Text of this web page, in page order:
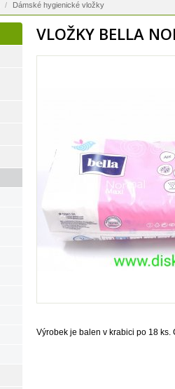
/ Dámské hygienické vložky
VLOŽKY BELLA
Výrobek je balen v krabici po 18